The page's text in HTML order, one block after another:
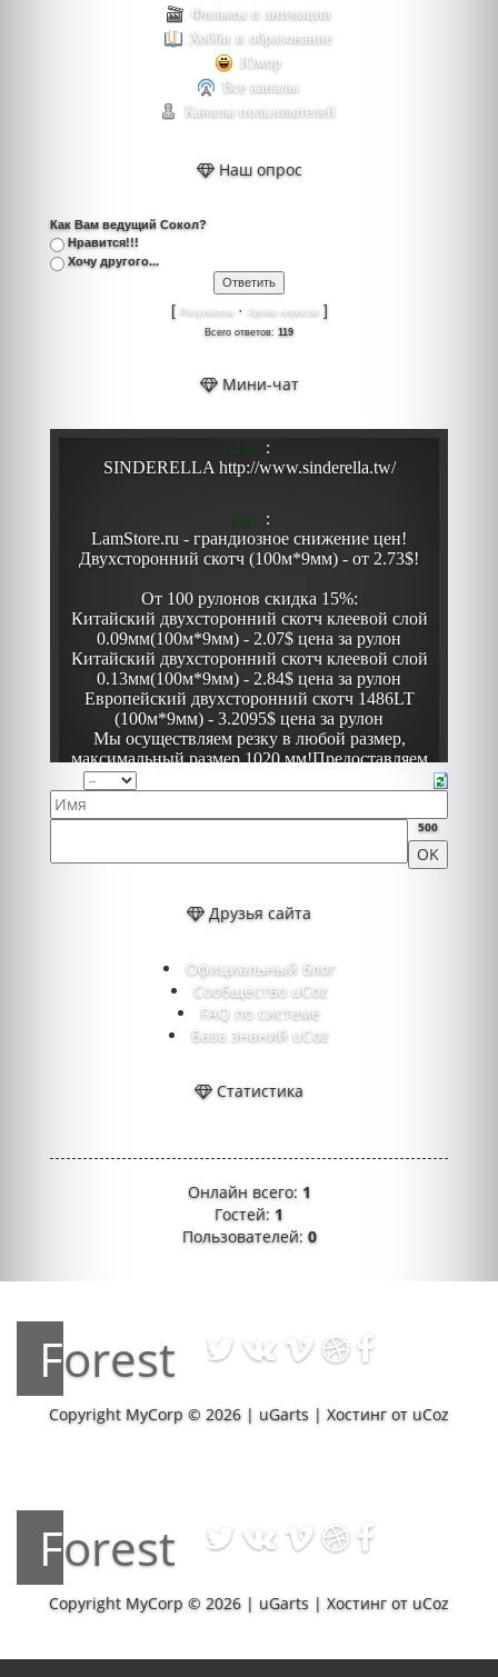
Фильмы и анимация
Хобби и образование
Юмор
Все каналы
Каналы пользователей
Наш опрос
Как Вам ведущий Сокол?
Нравится!!!
Хочу другого...
[ Результаты · Архив опросов]
Всего ответов: 119
Мини-чат
500
Друзья сайта
Официальный блог
Сообщество uCoz
FAQ по системе
База знаний uCoz
Статистика
Онлайн всего: 1
Гостей: 1
Пользователей:0
Forest
Copyright MyCorp © 2026 | uGarts | Хостинг от uCoz
Forest
Copyright MyCorp © 2026 | uGarts | Хостинг от uCoz